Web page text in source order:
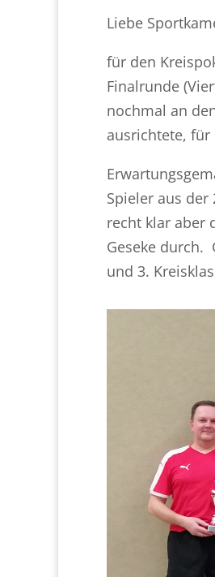
Liebe
für den
Finalrunde
nochmal an
ausrichtete,
Spieler aus
recht klar aber
Geseke durch.
und 3.